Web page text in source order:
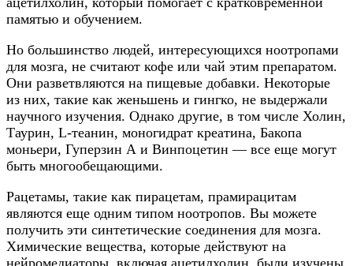
памятью и обучением.
Но большинство людей, интересующихся ноотропами
для мозга, не считают кофе или чай этим препаратом.
Они разветвляются на пищевые добавки. Некоторые
из них, такие как женьшень и гингко, не выдержали
научного изучения. Однако другие, в том числе Холин,
Таурин, L-теанин, моногидрат креатина, Бакопа
моньери, Гуперзин А и Винпоцетин — все еще могут
быть многообещающими.
Рацетамы, такие как пирацетам, прамирацитам
являются еще одним типом ноотропов. Вы можете
получить эти синтетические соединения для мозга.
Химические вещества, которые действуют на